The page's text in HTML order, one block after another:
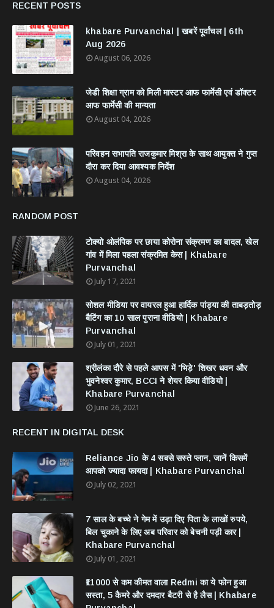
RECENT POSTS
khabare Purvanchal | खबरें पूर्वांचल | 6th
Aug 2026
August 06, 2026
जेडी शिक्षा ग्राम को मिली मास्टर आफ फार्मेसी एवं डॉक्टर
आफ फार्मेसी की मान्यता
August 04, 2026
परिवहन सभापति राजकुमार मिश्रा के साथ आयुक्त ने गुप्त
दौरा कर दिया आवश्यक निर्देश
August 04, 2026
RANDOM POST
टोक्यो ओलंपिक पर छाया कोरोना संक्रमण का बादल, खेल
गांव में मिला पहला संक्रमित केस | Khabare
Purvanchal
July 17, 2021
सोशल मीडिया पर वायरल हुआ हार्दिक पांड्या की ताबड़तोड़
बैटिंग का 10 साल पुराना वीडियो | Khabare
Purvanchal
July 01, 2021
श्रीलंका दौरे से पहले आपस में 'भिड़े' शिखर धवन और
भुवनेश्वर कुमार, BCCI ने शेयर किया वीडियो |
Khabare Purvanchal
June 26, 2021
RECENT IN DIGITAL DESK
Reliance Jio के 4 सबसे सस्ते प्लान, जानें किसमें
आपको ज्यादा फायदा | Khabare Purvanchal
July 02, 2021
7 साल के बच्चे ने गेम में उड़ा दिए पिता के लाखों रुपये,
बिल चुकाने के लिए अब परिवार को बेचनी पड़ी कार |
Khabare Purvanchal
July 01, 2021
₹11000 से कम कीमत वाला Redmi का ये फोन हुआ
सस्ता, 5 कैमरे और दमदार बैटरी से है लैस | Khabare